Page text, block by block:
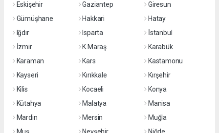
Eskişehir
Gaziantep
Giresun
Gümüşhane
Hakkari
Hatay
Iğdır
Isparta
İstanbul
İzmir
K.Maraş
Karabük
Karaman
Kars
Kastamonu
Kayseri
Kırıkkale
Kırşehir
Kilis
Kocaeli
Konya
Kütahya
Malatya
Manisa
Mardin
Mersin
Muğla